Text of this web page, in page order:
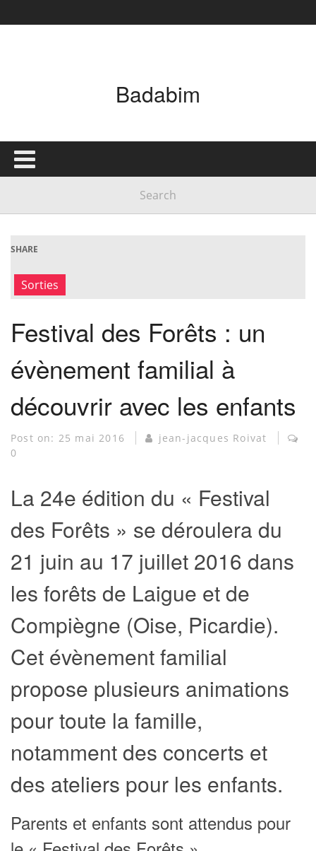
Badabim
SHARE
Sorties
Festival des Forêts : un
évènement familial à
découvrir avec les enfants
Post on: 25 mai 2016
jean-jacques Roivat
0
La 24e édition du « Festival
des Forêts » se déroulera du
21 juin au 17 juillet 2016 dans
les forêts de Laigue et de
Compiègne (Oise, Picardie).
Cet évènement familial
propose plusieurs animations
pour toute la famille,
notamment des concerts et
des ateliers pour les enfants.
Parents et enfants sont attendus pour